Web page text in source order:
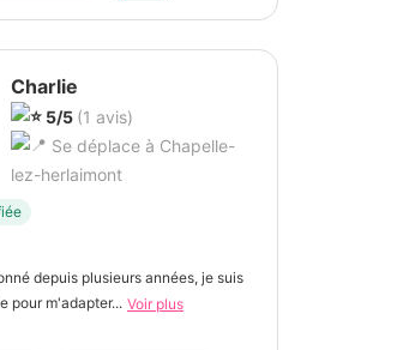
Charlie
5/5 (1 avis)
Se déplace à Chapelle-
lez-herlaimont
depuis plusieurs années, je suis
pour m'adapter... Voir plus